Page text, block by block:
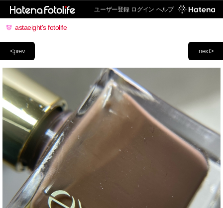
ユーザー登録 ログイン ヘルプ
astaeight's fotolife
next>
<prev